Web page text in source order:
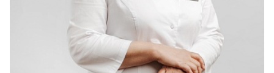
Суббота 08:00–16:00
Регистратура
+7 (4742) 55-55-43